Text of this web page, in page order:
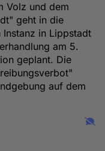
Volz und dem
geht in die
Instanz in Lippstadt
am 5.
geplant. Die
auf dem